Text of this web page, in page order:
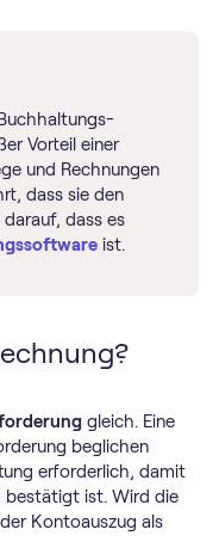
Vorteil einer
und Rechnungen
dass sie den
dass es
ist.
gleich. Eine
beglichen
erforderlich, damit
bestätigt ist. Wird die
Kontoauszug als